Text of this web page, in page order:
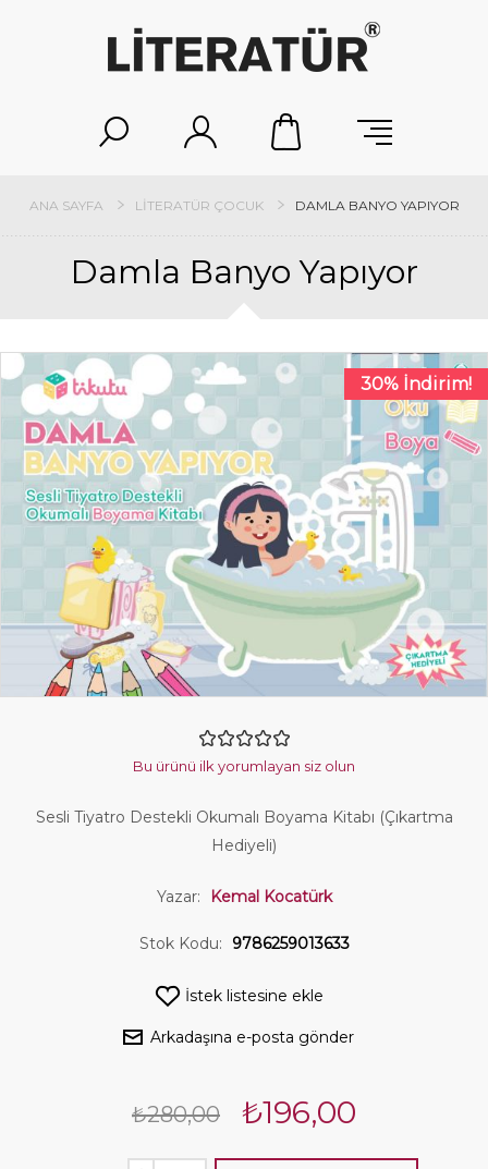
ANA SAYFA LITERATÜR ÇOCUK DAMLA BANYO YAPIYOR
Damla Banyo Yapıyor
30% İndirim!
Bu ürünü ilk yorumlayan siz olun
Sesli Tiyatro Destekli Okumalı Boyama Kitabı (Çıkartma
Hediyeli)
Yazar: Kemal Kocatürk
Stok Kodu: 9786259013633
İstek listesine ekle
Arkadaşına e-posta gönder
₺280,00 ₺196,00